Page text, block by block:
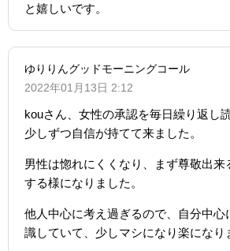
と嬉しいです。
ゆりりんグッドモーニングコール
2022年01月13日 2:12
kouさん、女性の承認を毎日繰り返し
少しずつ自信が持てて来ました。
男性は惚れにくくなり、まず尊敬出来
する様になりました。
他人中心に考え過ぎるので、自分中心
識していて、少しマシになり楽になり